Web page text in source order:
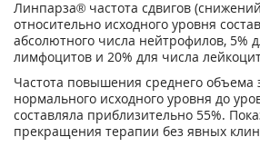
Линпарза® частота сдвигов
относительно исходного уровня
абсолютного числа нейтрофилов, 5%
лимфоцитов и 20% для числа
Частота повышения среднего объема
нормального исходного уровня до
составляла приблизительно 55%.
прекращения терапии без явных